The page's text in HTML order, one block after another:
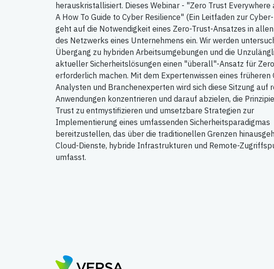
herauskristallisiert. Dieses Webinar - "Zero Trust Everywhere
A How To Guide to Cyber Resilience" (Ein Leitfaden zur
geht auf die Notwendigkeit eines Zero-Trust-Ansatzes in
des Netzwerks eines Unternehmens ein. Wir werden
Übergang zu hybriden Arbeitsumgebungen und die
aktueller Sicherheitslösungen einen "überall"-Ansatz für
erforderlich machen. Mit dem Expertenwissen eines früheren
Analysten und Branchenexperten wird sich diese Sitzung auf
Anwendungen konzentrieren und darauf abzielen, die
Trust zu entmystifizieren und umsetzbare Strategien zur
Implementierung eines umfassenden Sicherheitsparadigmas
bereitzustellen, das über die traditionellen Grenzen
Cloud-Dienste, hybride Infrastrukturen und Remote-
umfasst.